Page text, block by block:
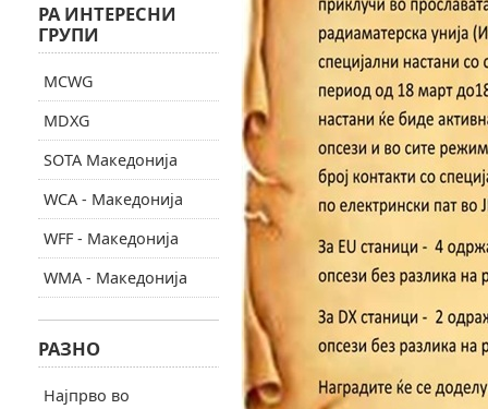
РА ИНТЕРЕСНИ
ГРУПИ
MCWG
MDXG
SOTA Македонија
WCA - Македонија
WFF - Македонија
WMA - Македонија
РАЗНО
Најпрво во